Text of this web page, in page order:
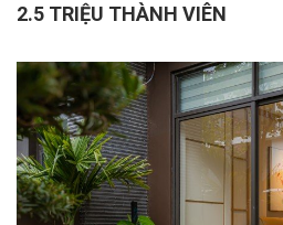
2.5 TRIỆU THÀNH VIÊN